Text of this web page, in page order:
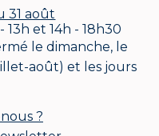
31 août
13h et 14h - 18h30
le dimanche, le
août) et les jours
?